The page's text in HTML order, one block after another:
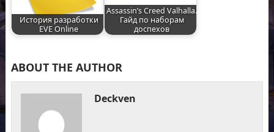
История разработки
EVE Online
Assassin’s Creed Valhalla.
Гайд по наборам
доспехов
ABOUT THE AUTHOR
Deckven